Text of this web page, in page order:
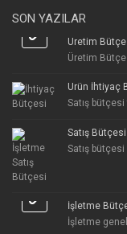
SON YAZILAR
Üretim
Üretim
Ürün İhtiyaç
Satış
Satış Bütçesi
Satış
İşletme
İşletme